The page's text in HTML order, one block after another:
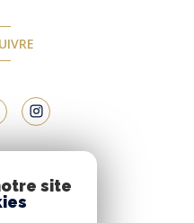
site